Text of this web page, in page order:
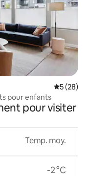
5 (28)
pour enfants
pour visiter
Temp. moy.
-2 °C